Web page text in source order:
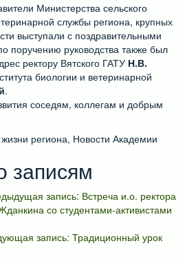
Министерства сельского
службы региона, крупных
выступали с поздравительными
поручению руководства также был
ректору Вятского ГАТУ Н.В.
биологии и ветеринарной
.
соседям, коллегам и добрым
региона, Новости Академии
записям
запись: Встреча и.о. ректора
со студентами-активистами
запись: Традиционный урок